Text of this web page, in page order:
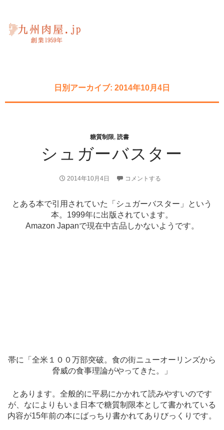
日別アーカイブ: 2014年10月4日
糖質制限, 読書
シュガーバスター
2014年10月4日 コメントする
とある本で引用されていた「シュガーバスター」という
本。1999年に出版されています。
Amazon Japanで現在中古品しかないようです。
帯に「全米１００万部突破。食の街ニューオーリンズから
脅威の食事理論がやってきた。」
とあります。全般的に平易にかかれて読みやすいのです
が、なによりもいま日本で糖質制限本として書かれている
内容が15年前の本にばっちり書かれてありびっくりです。